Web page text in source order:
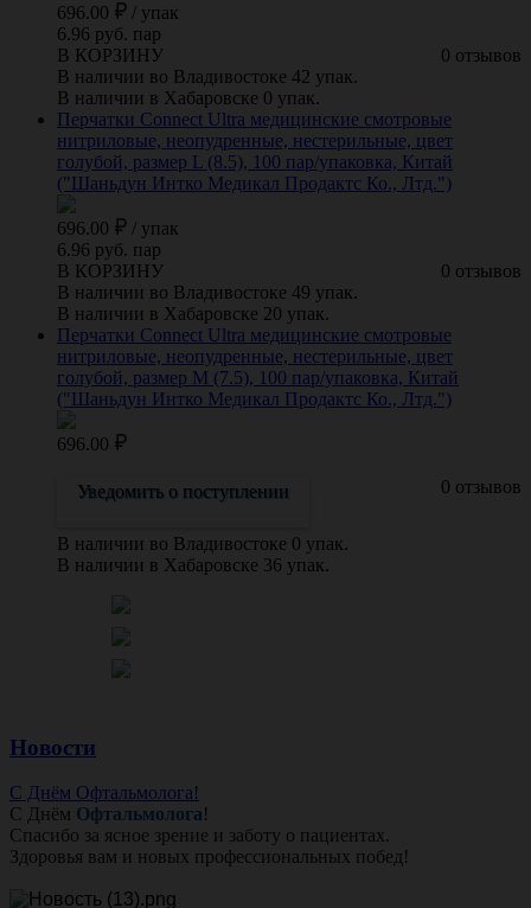
696.00 / упак
6.96 руб. пар
0 отзывов
В КОРЗИНУ
В наличии во Владивостоке 42 упак.
В наличии в Хабаровске 0 упак.
Перчатки Connect Ultra медицинские смотровые
нитриловые, неопудренные, нестерильные, цвет
голубой, размер L (8.5), 100 пар/упаковка, Китай
("Шаньдун Интко Медикал Продактс Ко., Лтд.")
696.00 / упак
6.96 руб. пар
0 отзывов
В КОРЗИНУ
В наличии во Владивостоке 49 упак.
В наличии в Хабаровске 20 упак.
Перчатки Connect Ultra медицинские смотровые
нитриловые, неопудренные, нестерильные, цвет
голубой, размер M (7.5), 100 пар/упаковка, Китай
("Шаньдун Интко Медикал Продактс Ко., Лтд.")
696.00
0 отзывов
Уведомить о поступлении
В наличии во Владивостоке 0 упак.
В наличии в Хабаровске 36 упак.
Новости
С Днём Офтальмолога!
С Днём Офтальмолога!
Спасибо за ясное зрение и заботу о пациентах.
Здоровья вам и новых профессиональных побед!